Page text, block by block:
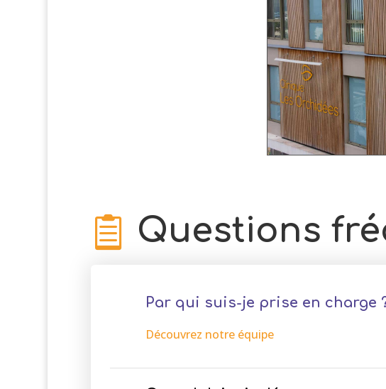
 Questions
Par qui suis-je prise en charge
Découvrez notre équipe